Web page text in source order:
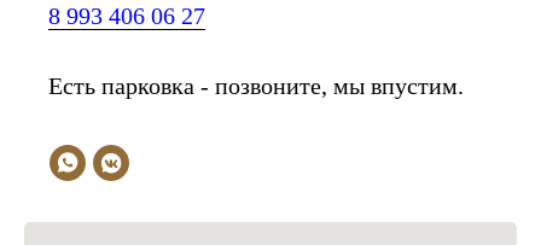
8 993 406 06 27
Есть парковка - позвоните, мы впустим.